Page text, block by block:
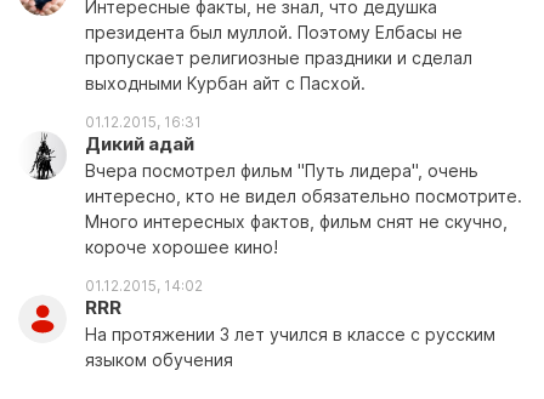
Интересные факты, не знал, что дедушка
президента был муллой. Поэтому Елбасы не
пропускает религиозные праздники и сделал
выходными Курбан айт с Пасхой.
01.12.2015, 16:31
Дикий адай
Вчера посмотрел фильм "Путь лидера", очень
интересно, кто не видел обязательно посмотрите.
Много интересных фактов, фильм снят не скучно,
короче хорошее кино!
01.12.2015, 14:02
RRR
На протяжении 3 лет учился в классе с русским
языком обучения